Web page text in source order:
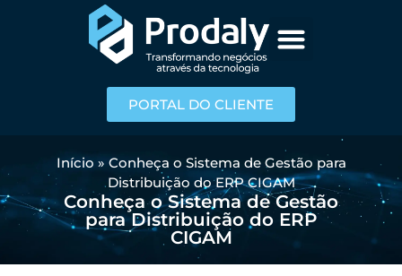
PORTAL DO CLIENTE
Início » Conheça o Sistema de Gestão para
Distribuição do ERP CIGAM
Conheça o Sistema de Gestão
para Distribuição do ERP
CIGAM